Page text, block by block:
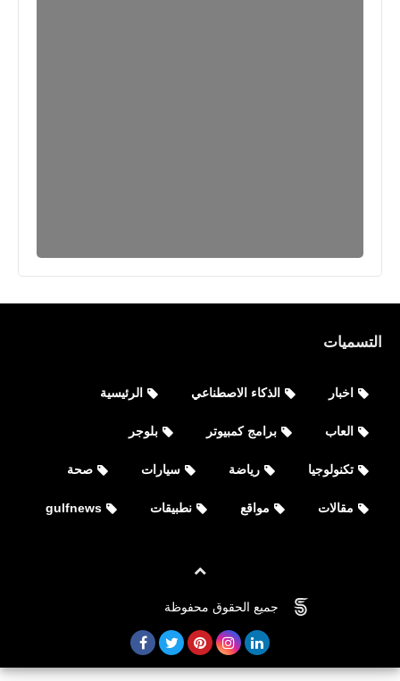
التسميات
اخبار الذكاء الاصطناعي الرئيسية
العاب برامج كمبيوتر بلوجر
تكنولوجيا رياضة سيارات صحة
مقالات مواقع نطبيقات gulfnews
جميع الحقوق محفوظة